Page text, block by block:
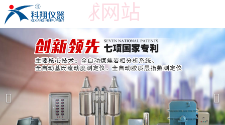
世界杯押球网站
世界杯押球网站
产品展示 ＞
焦炭高温性能检测系统
焦化行业检测及优化配煤设备
公司简介
世界杯押球网站